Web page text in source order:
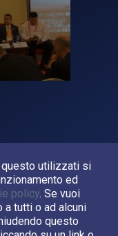
utilizzati si
ed
policy. Se vuoi
a tutti o ad alcuni
questo
03638121008